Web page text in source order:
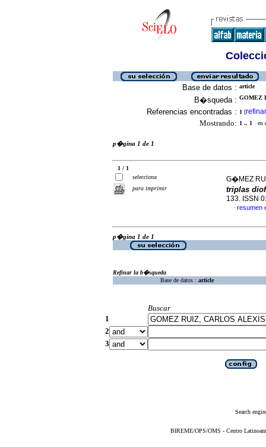
Base de datos : article
B�squeda : GOMEZ
Referencias encontradas : 1 [refinar
Mostrando: 1 .. 1 en
p�gina 1 de 1
1 / 1
selecciona
para imprimir
G�MEZ
triplas
133. ISSN
· resumen
p�gina 1 de 1
Refinar la b�squeda
Base de datos : article
Buscar
1
2
3
Search
BIREME/OPS/OMS - Centro